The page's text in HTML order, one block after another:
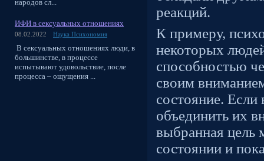
народов сл...
ИФИ в сексуальных отношениях
08.02.2022 Наука Психономия
В сексуальных отношениях люди, в
большинстве, в процессе
испытывают удовольствие, после
процесса – ощущения ...
реакций.
К примеру,
некоторых
способностью
своим
состояние. Если
объединить их
выбранная цель
состоянии и